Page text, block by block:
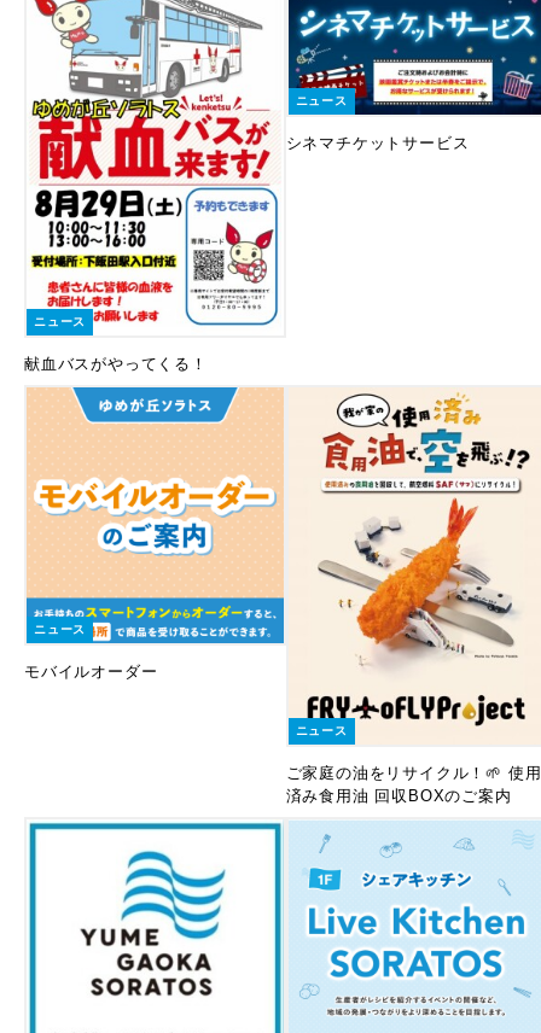
ニュース
献血バスがやってくる！
ニュース
シネマチケットサービス
ニュース
モバイルオーダー
ニュース
ご家庭の油をリサイクル！🌱 使用
済み食用油 回収BOXのご案内